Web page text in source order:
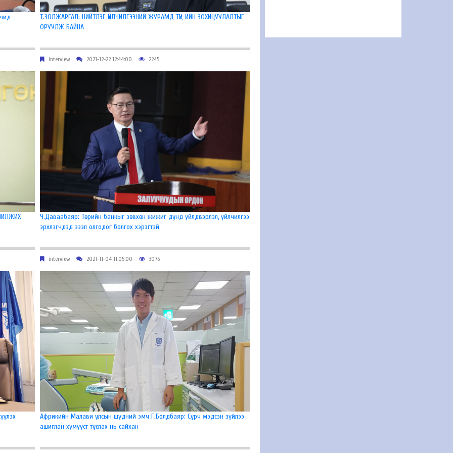
Т.ЗОЛЖАРГАЛ: НИЙТЛЭГ ҮЙЛЧИЛГЭЭНИЙ ЖУРАМД ТҮЦ-ИЙН ЗОХИЦУУЛАЛТЫГ
ОРУУЛЖ БАЙНА
interview 2021-12-22 12:44:00 2245
Ч.Даваабаяр: Төрийн банкыг зөвхөн жижиг дунд үйлдвэрлэл, үйлчилгээ
эрхлэгчдэд зээл олгодог болгох хэрэгтэй
interview 2021-11-04 11:05:00 3076
Африкийн Малави улсын шүдний эмч Г.Болдбаяр: Сурч мэдсэн зүйлээ
ашиглан хүмүүст туслах нь сайхан